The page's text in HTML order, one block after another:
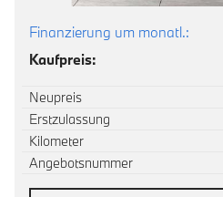
Finanzierung um monatl.:
Kaufpreis:
Neupreis
Erstzulassung
Kilometer
Angebotsnummer